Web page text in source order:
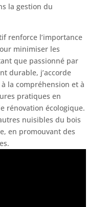
la gestion du
renforce l’importance
minimiser les
que passionné par
durable, j’accorde
la compréhension et à
pratiques en
rénovation écologique.
nuisibles du bois
en promouvant des